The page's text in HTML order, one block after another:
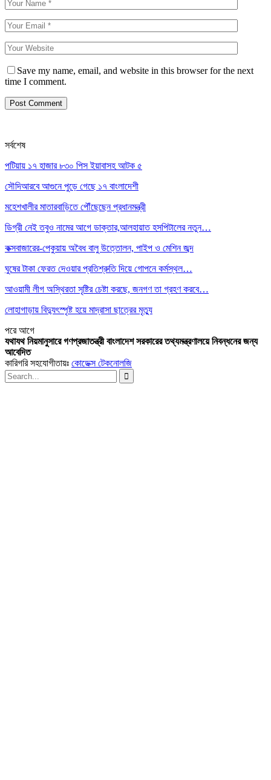
Save my name, email, and website in this browser for the next
time I comment.
সর্বশেষ
পটিয়ায় ১৭ হাজার ৮৩০ পিস ইয়াবাসহ আটক ৫
সৌদিআরবে আগুনে পুড়ে গেছে ১৭ বাংলাদেশী
মহেশখালীর মাতারবাড়িতে পৌঁছেছেন প্রধানমন্ত্রী
ডিগ্রী নেই তবুও নামের আগে ডাক্তার,আলহায়াত হসপিটালের নতুন…
কক্সবাজারের-পেকুয়ায় অবৈধ বালু উত্তোলন, পাইপ ও মেশিন জব্দ
ঘুষের টাকা ফেরত দেওয়ার প্রতিশ্রুতি দিয়ে গোপনে কর্মস্থল…
আওয়ামী লীগ অস্থিরতা সৃষ্টির চেষ্টা করছে, জনগণ তা গ্রহণ করবে…
লোহাগাড়ায় বিদ্যুৎস্পৃষ্ট হয়ে মাদ্রাসা ছাত্রের মৃত্যু
পরেআগে
যথাযথ নিয়মানুসারে গণপ্রজাতন্ত্রী বাংলাদেশ সরকারের তথ্যমন্ত্রণালয়ে নিবন্ধনের জন্য
আবেদিত
কারিগরি সহযোগীতায়ঃ কোডেক্স টেকনোলজি